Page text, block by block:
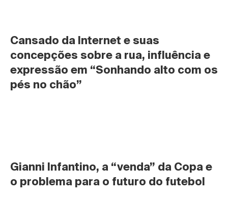
Cansado da Internet e suas
concepções sobre a rua, influência e
expressão em “Sonhando alto com os
pés no chão”
Gianni Infantino, a “venda” da Copa e
o problema para o futuro do futebol